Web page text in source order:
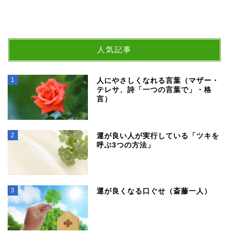
人気記事
1
人にやさしくなれる言葉（マザー・
テレサ、詩「一つの言葉で」・格
言）
2
運が良い人が実行している「ツキを
呼ぶ3つの方法」
3 運が良くなる口ぐせ（斎藤一人）